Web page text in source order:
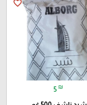
favorite_border
5 ₪